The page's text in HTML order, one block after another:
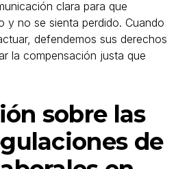
clara para que
y no se sienta perdido. Cuando
defendemos sus derechos
la compensación justa que
sobre las
de